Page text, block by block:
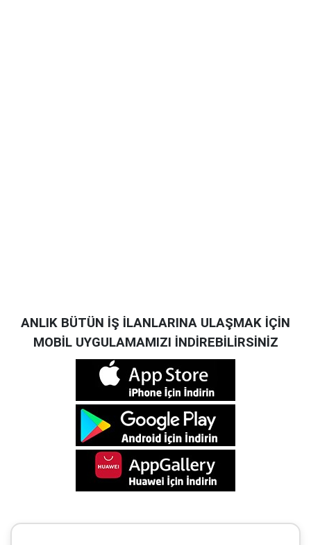
ANLIK BÜTÜN İŞ İLANLARINA ULAŞMAK İÇİN
MOBİL UYGULAMAMIZI İNDİREBİLİRSİNİZ